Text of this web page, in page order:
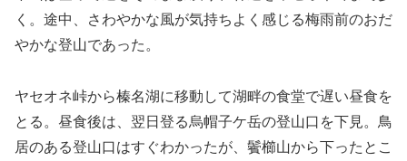
く。途中、さわやかな風が気持ちよく感じる梅雨前のおだ
やかな登山であった。
ヤセオネ峠から榛名湖に移動して湖畔の食堂で遅い昼食を
とる。昼食後は、翌日登る烏帽子ケ岳の登山口を下見。鳥
居のある登山口はすぐわかったが、鬢櫛山から下ったとこ